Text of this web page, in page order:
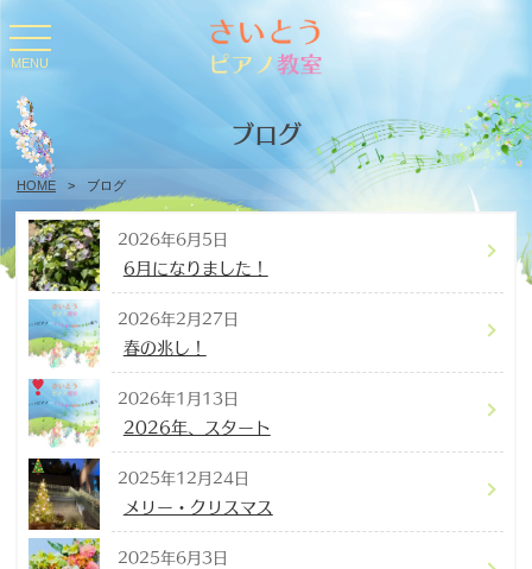
toggle
navigation
MENU
HOME > ブログ
ブログ
2026年6月5日
6月になりました！
2026年2月27日
春の兆し！
2026年1月13日
2026年、スタート
2025年12月24日
メリー・クリスマス
2025年6月3日